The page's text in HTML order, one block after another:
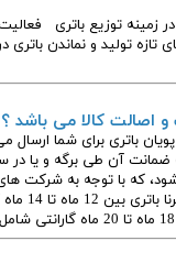
زمینه توزیع باتری فعالیت
تازه تولید و نماندن باتری
و اصالت کالا می باشد ؟
باتری برای شما ارسال
آن طی برگه و یا در
که با توجه به شرکت های
متفاوت